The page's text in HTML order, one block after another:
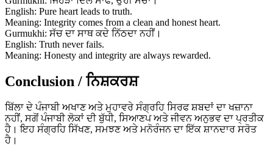
English: Pure heart leads to truth.
Meaning: Integrity comes from a clean and honest heart.
Gurmukhi: ਸੱਚ ਦਾ ਸਾਥ ਕਦੇ ਨਿੱਠਦਾ ਨਹੀਂ।
English: Truth never fails.
Meaning: Honesty and integrity are always rewarded.
Conclusion / ਨਿਸ਼ਕਰਸ਼
ਬਿੱਲਾ ਦੇ ਪੰਜਾਬੀ ਅਖਾਣ ਅਤੇ ਮੁਹਾਵਰੇ ਸੰਗ੍ਰਹਿ ਸਿਰਫ ਸ਼ਬਦਾਂ ਦਾ ਖਜ਼ਾਨਾ
ਨਹੀਂ, ਸਗੋਂ ਪੰਜਾਬੀ ਲੋਕਾਂ ਦੀ ਬੁੱਧੀ, ਸਿਆਣਪ ਅਤੇ ਜੀਵਨ ਅਨੁਭਵ ਦਾ ਪ੍ਰਤੀਕ
ਹੈ। ਇਹ ਸੰਗ੍ਰਹਿ ਸਿੱਖਣ, ਸਮਝਣ ਅਤੇ ਮਨੋਰੰਜਨ ਦਾ ਇੱਕ ਸ਼ਾਨਦਾਰ ਸਰੋਤ
ਹੈ।